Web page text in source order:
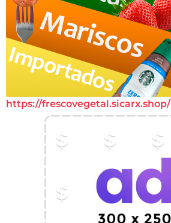
https://frescovegetal.sicarx.shop/